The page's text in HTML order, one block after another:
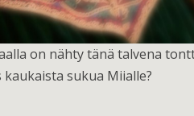
on nähty tänä talvena
sukua Miialle?